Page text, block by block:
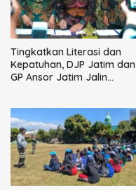
Tingkatkan Literasi dan
Kepatuhan, DJP Jatim dan
GP Ansor Jatim Jalin